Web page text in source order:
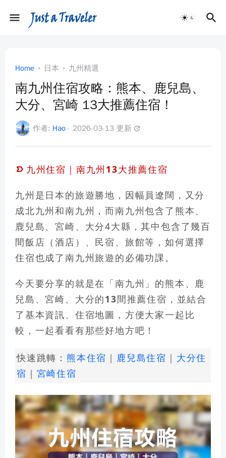
Home 日本 九州精選
南九州住宿攻略：熊本、鹿兒島、
大分、宮崎 13大推薦住宿！
作者: Hao - 2026-03-13 更新 update
九州住宿｜南九州13大推薦住宿
九州是日本的旅遊勝地，因幅員遼闊，又分
成北九州和南九州，而南九州包含了 熊本、
鹿兒島、宮崎、大分4大縣，其中包含了幾百
間飯店（酒店）、民宿、旅館等，如何選擇
住宿也成了南九州旅遊的必備功課。
今天要分享的就是在 「南九州」的熊本、鹿
兒島、宮崎、大分的13間推薦住宿 ，並結合
了基本資訊、住宿地圖，方便大家一起比
較，一起看看有那些好地方吧！
快速跳轉： 熊本住宿 ｜ 鹿兒島住宿 ｜ 大分住
宿 ｜ 宮崎住宿